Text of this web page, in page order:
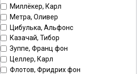
Миллёкер, Карл
Метра, Оливер
Цибулька, Альфонс
Казачай, Тибор
Зуппе, Франц фон
Целлер, Карл
Флотов, Фридрих фон
строк тегом<BR>
Стандартный загрузчик
Мультизагрузчик